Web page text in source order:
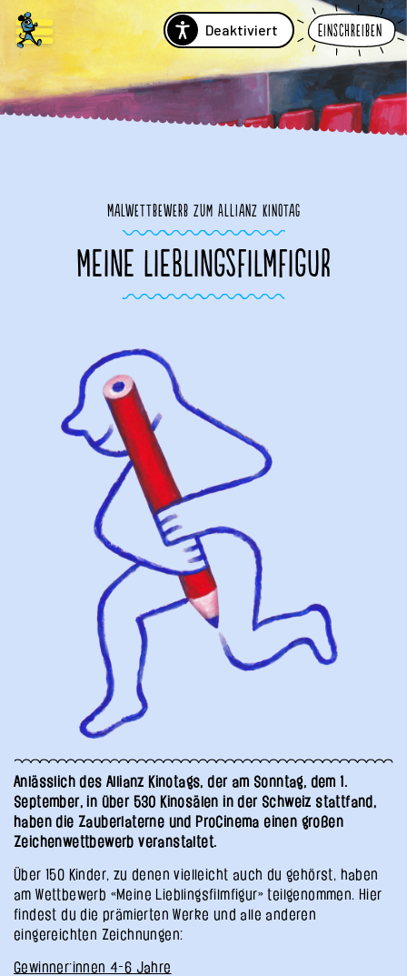
Deaktiviert Einschreiben
Malwettbewerb zum Allianz Kinotag
MEINE LIEBLINGSFILMFIGUR
Anlässlich des Allianz Kinotags, der am Sonntag, dem 1.
September, in über 530 Kinosälen in der Schweiz stattfand,
haben die Zauberlaterne und ProCinema einen großen
Zeichenwettbewerb veranstaltet.
Über 150 Kinder, zu denen vielleicht auch du gehörst, haben
am Wettbewerb «Meine Lieblingsfilmfigur» teilgenommen. Hier
findest du die prämierten Werke und alle anderen
eingereichten Zeichnungen:
Gewinner·innen 4-6 Jahre